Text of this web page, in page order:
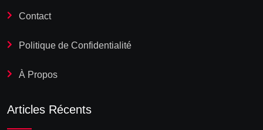
Contact
Politique de Confidentialité
À Propos
Articles Récents